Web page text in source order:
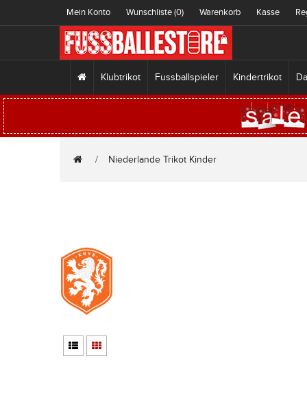
Mein Konto Wunschliste (0) Warenkorb Kasse
Klubtrikot Fussballspieler Kindertrikot
Niederlande Trikot Kinder